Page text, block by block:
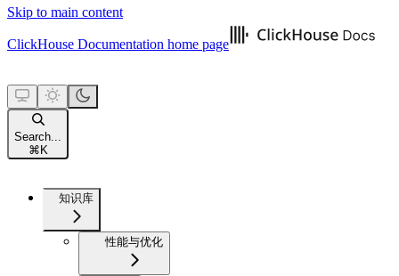
Skip to main content
ClickHouse Documentation home page
Search...
⌘ K
知识库
性能与优化